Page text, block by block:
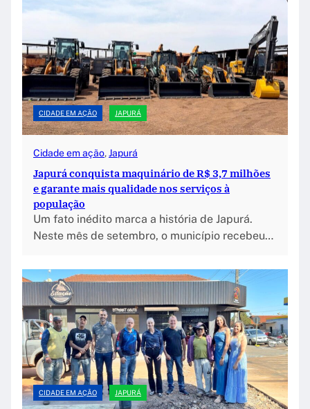
CIDADE EM AÇÃO JAPURÁ
Cidade em ação, Japurá
Japurá conquista maquinário de R$ 3,7 milhões
e garante mais qualidade nos serviços à
população
Um fato inédito marca a história de Japurá.
Neste mês de setembro, o município recebeu…
CIDADE EM AÇÃO JAPURÁ